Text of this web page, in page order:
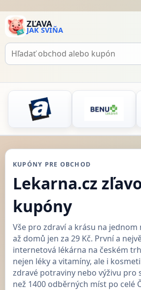
ZĽAVA
JAK SVIŇA
Hľadať
KUPÓNY PRE OBCHOD
Lekarna.cz
kupóny
Vše pro zdraví a krásu na
až domů jen za 29 Kč. První a
internetová lékárna na českém
nejen léky a vitamíny, ale i
zdravé potraviny nebo výživu pro
než 1400 odběrných míst po celé